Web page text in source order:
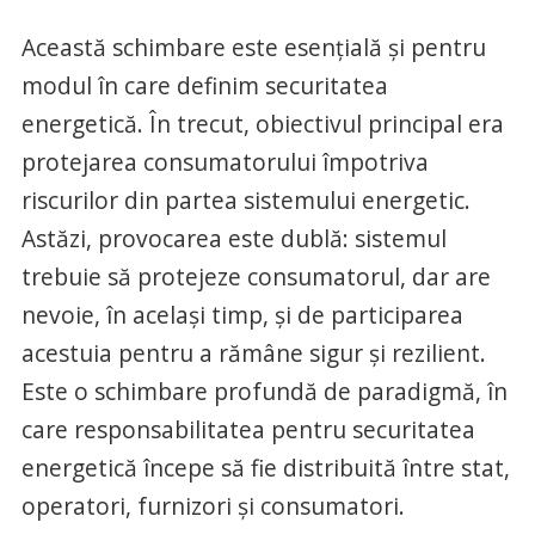
Această schimbare este esențială și pentru
modul în care definim securitatea
energetică. În trecut, obiectivul principal era
protejarea consumatorului împotriva
riscurilor din partea sistemului energetic.
Astăzi, provocarea este dublă: sistemul
trebuie să protejeze consumatorul, dar are
nevoie, în același timp, și de participarea
acestuia pentru a rămâne sigur și rezilient.
Este o schimbare profundă de paradigmă, în
care responsabilitatea pentru securitatea
energetică începe să fie distribuită între stat,
operatori, furnizori și consumatori.